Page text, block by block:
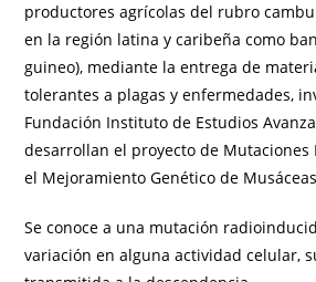
productores agrícolas del rubro
en la región latina y caribeña como
guineo), mediante la entrega de
tolerantes a plagas y enfermedades,
Fundación Instituto de Estudios
desarrollan el proyecto de Mutaciones
el Mejoramiento Genético de
Se conoce a una mutación
variación en alguna actividad celular,